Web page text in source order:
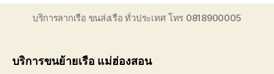
ความ
และ
บริการลากเรือ ขนส่งเรือ ทั่วประเทศ โทร 0818900005
บริการขนย้ายเรือ แม่ฮ่องสอน